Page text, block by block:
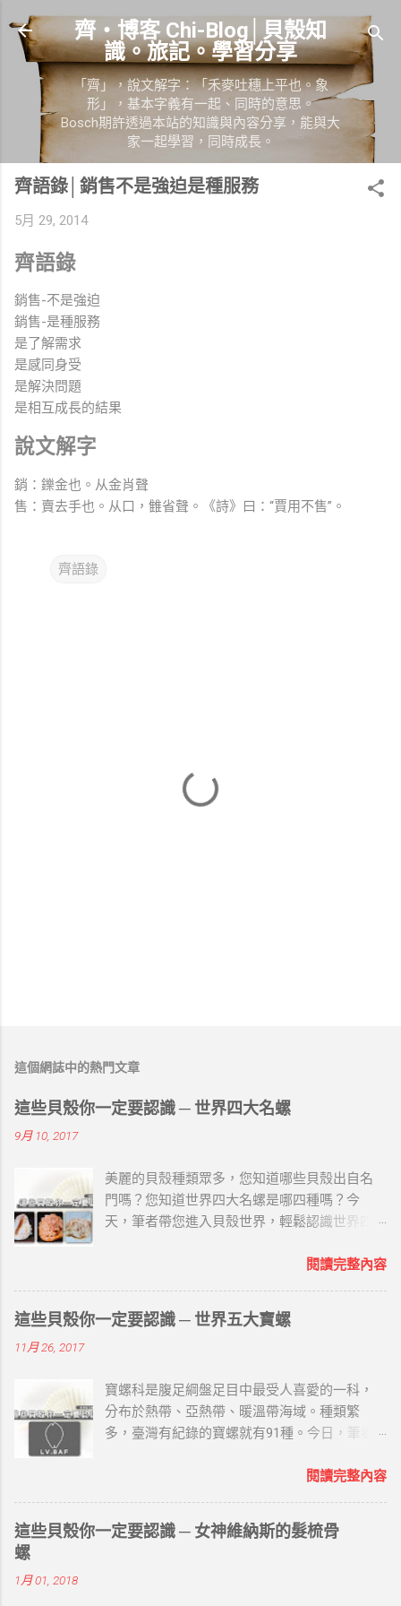
跳到主要內容
齊‧博客 Chi-Blog│貝殼知
識。旅記。學習分享
「齊」，說文解字：「禾麥吐穗上平也。象
形」，基本字義有一起、同時的意思。
Bosch期許透過本站的知識與內容分享，能與大
家一起學習，同時成長。
齊語錄│銷售不是強迫是種服務
5月 29, 2014
齊語錄
銷售-不是強迫
銷售-是種服務
是了解需求
是感同身受
是解決問題
是相互成長的結果
說文解字
銷：鑠金也。从金肖聲
售：賣去手也。从口，雔省聲。《詩》曰：“賈用不售”。
齊語錄
這個網誌中的熱門文章
這些貝殼你一定要認識 ─ 世界四大名螺
9月 10, 2017
美麗的貝殼種類眾多，您知道哪些貝殼出自名
門嗎？您知道世界四大名螺是哪四種嗎？今
天，筆者帶您進入貝殼世界，輕鬆認識世界四
高的觀賞性的收藏價值。以下筆者就用四字訣
海的故鄉原創工作室 （一）名螺家世 就是大法
螺、法螺，屬法螺科，也稱海神法螺，海南民
條明顯的縱脹肋。體層上的螺肋光滑、寬大而
且低平，其間有較深的螺溝及少數細肋。縫合
線深刻，各螺層在縫合線下的螺肋常呈波狀並
褶。殼表為乳白色，有深褐色斑紋和新月形斑
紋。殼口橙褐色，外唇齒間有白色溝槽。軸齒
白色，齒間為深褐色。可作號角。 鳳尾螺分佈
於印度太平洋、日本南部、大洋洲。 （二）名
閱讀完整內容
這些貝殼你一定要認識 ─ 世界五大寶螺
11月 26, 2017
寶螺科是腹足綱盤足目中最受人喜愛的一科，
分布於熱帶、亞熱帶、暖溫帶海域。種類繁
多，臺灣有紀錄的寶螺就有91種。今日，筆者
(LV.BAF)的哪些事。 世界五大寶螺 LV.BAF主要
定的，分別是天王寶螺(Leucodon)、王子寶螺
(Valentia)、紅牡丹寶螺(Broderipii)、黃金寶螺
閱讀完整內容
這些貝殼你一定要認識 ─ 女神維納斯的髮梳骨
螺
1月 01, 2018